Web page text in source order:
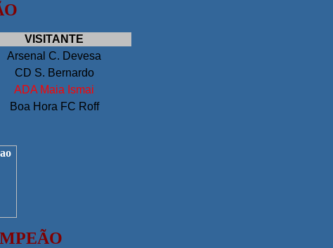
VISITANTE
Arsenal C. Devesa
CD S. Bernardo
ADA Maia Ismai
Boa Hora FC Roff